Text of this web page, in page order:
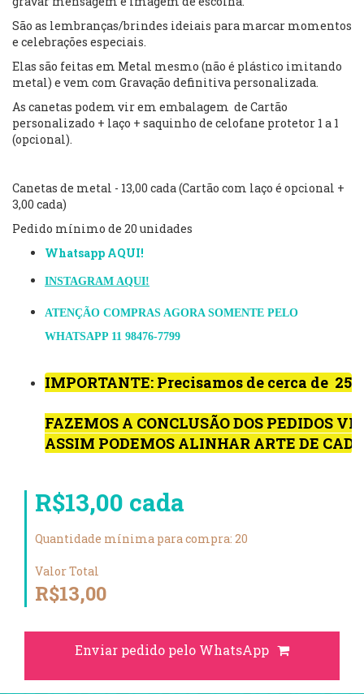
São as lembranças/brindes ideiais para marcar momentos
e celebrações especiais.
Elas são feitas em Metal mesmo (não é plástico imitando
metal) e vem com Gravação definitiva personalizada.
As canetas podem vir em embalagem de Cartão
personalizado + laço + saquinho de celofane protetor 1 a 1
(opcional).
Canetas de metal - 13,00 cada (Cartão com laço é opcional +
3,00 cada)
Pedido mínimo de 20 unidades
Whatsapp AQUI!
INSTAGRAM AQUI!
ATENÇÃO COMPRAS AGORA SOMENTE PELO
WHATSAPP 11 98476-7799
IMPORTANTE: Precisamos de cerca de  25
FAZEMOS A CONCLUSÃO DOS PEDIDOS
ASSIM PODEMOS ALINHAR ARTE DE
R$13,00 cada
Quantidade mínima para compra: 20
Valor Total
R$13,00
Enviar pedido pelo WhatsApp